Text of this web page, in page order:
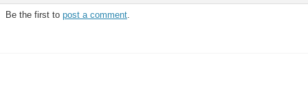
Be the first to post a comment.